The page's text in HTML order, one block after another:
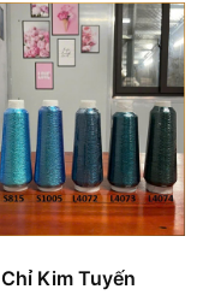
Chỉ Kim Tuyến